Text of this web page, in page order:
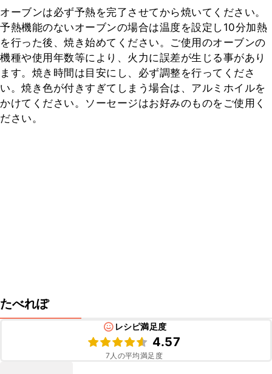
オーブンは必ず予熱を完了させてから焼いてください。
予熱機能のないオーブンの場合は温度を設定し10分加熱
を行った後、焼き始めてください。ご使用のオーブンの
機種や使用年数等により、火力に誤差が生じる事があり
ます。焼き時間は目安にし、必ず調整を行ってくださ
い。焼き色が付きすぎてしまう場合は、アルミホイルを
かけてください。ソーセージはお好みのものをご使用く
ださい。
たべれぽ
レシピ満足度
4.57
7 人の平均満足度